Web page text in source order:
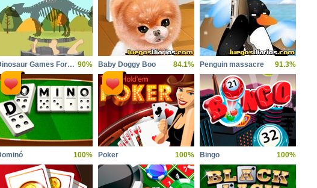
Dinosaur Games For Toddlers 90% Baby Doggy Boo 84.1% Penguin massacre 91.3%
100% Poker 100% Bingo 100%